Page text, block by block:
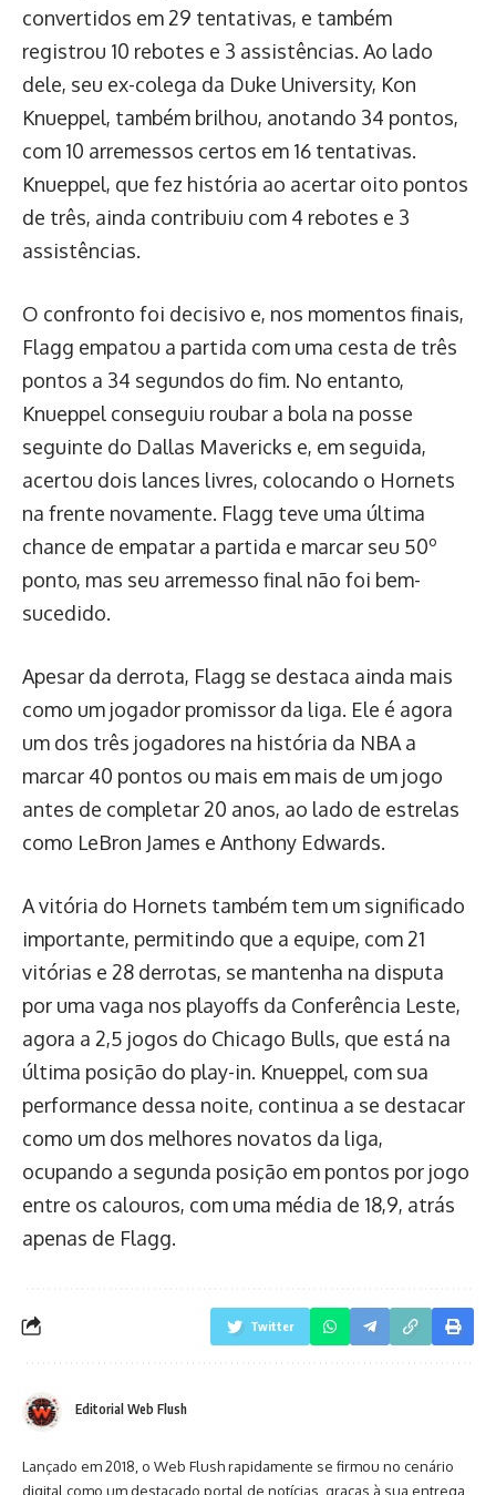
convertidos em 29 tentativas, e também
registrou 10 rebotes e 3 assistências. Ao lado
dele, seu ex-colega da Duke University, Kon
Knueppel, também brilhou, anotando 34 pontos,
com 10 arremessos certos em 16 tentativas.
Knueppel, que fez história ao acertar oito pontos
de três, ainda contribuiu com 4 rebotes e 3
assistências.
O confronto foi decisivo e, nos momentos finais,
Flagg empatou a partida com uma cesta de três
pontos a 34 segundos do fim. No entanto,
Knueppel conseguiu roubar a bola na posse
seguinte do Dallas Mavericks e, em seguida,
acertou dois lances livres, colocando o Hornets
na frente novamente. Flagg teve uma última
chance de empatar a partida e marcar seu 50º
ponto, mas seu arremesso final não foi bem-
sucedido.
Apesar da derrota, Flagg se destaca ainda mais
como um jogador promissor da liga. Ele é agora
um dos três jogadores na história da NBA a
marcar 40 pontos ou mais em mais de um jogo
antes de completar 20 anos, ao lado de estrelas
como LeBron James e Anthony Edwards.
A vitória do Hornets também tem um significado
importante, permitindo que a equipe, com 21
vitórias e 28 derrotas, se mantenha na disputa
por uma vaga nos playoffs da Conferência Leste,
agora a 2,5 jogos do Chicago Bulls, que está na
última posição do play-in. Knueppel, com sua
performance dessa noite, continua a se destacar
como um dos melhores novatos da liga,
ocupando a segunda posição em pontos por jogo
entre os calouros, com uma média de 18,9, atrás
apenas de Flagg.
Twitter
Editorial Web Flush
Lançado em 2018, o Web Flush rapidamente se firmou no cenário
digital como um destacado portal de notícias, graças à sua entrega